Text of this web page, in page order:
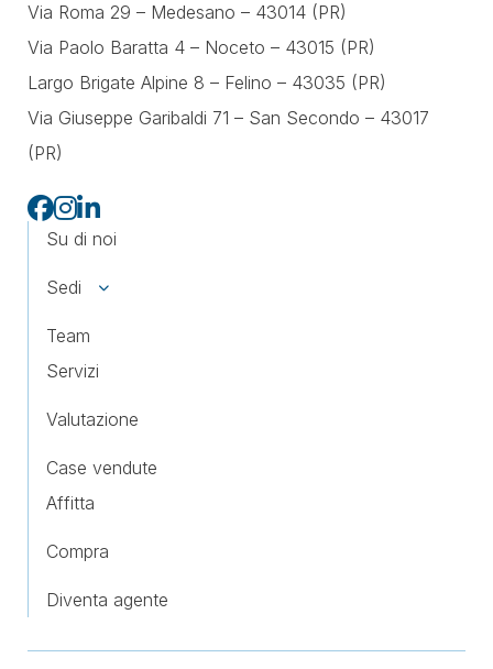
Via Roma 29 – Medesano – 43014 (PR)
Via Paolo Baratta 4 – Noceto – 43015 (PR)
Largo Brigate Alpine 8 – Felino – 43035 (PR)
Via Giuseppe Garibaldi 71 – San Secondo – 43017
(PR)
Su di noi
Sedi
Team
Servizi
Valutazione
Case vendute
Affitta
Compra
Diventa agente